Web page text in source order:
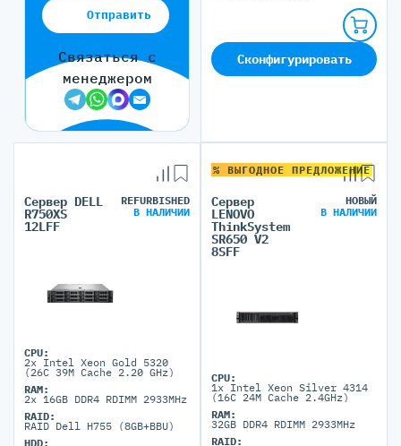
Отправить
Связаться с
менеджером
Сконфигурировать
Сервер DELL
R750XS
12LFF
REFURBISHED
В НАЛИЧИИ
CPU:
2x Intel Xeon Gold 5320
(26C 39M Cache 2.20 GHz)
RAM:
2x 16GB DDR4 RDIMM 2933MHz
RAID:
RAID Dell H755 (8GB+BBU)
HDD:
% ВЫГОДНОЕ ПРЕДЛОЖЕНИЕ
Сервер
LENOVO
ThinkSystem
SR650 V2
8SFF
НОВЫЙ
В НАЛИЧИИ
CPU:
1x Intel Xeon Silver 4314
(16C 24M Cache 2.4GHz)
RAM:
32GB DDR4 RDIMM 2933MHz
RAID: